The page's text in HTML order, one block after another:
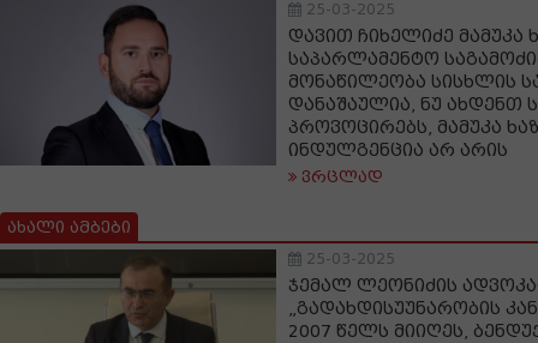
25-03-2025
დავით ჩიხელიძე მამუკა
საპარლამენტო
მონაწილეობა სისხლის
დანაშაულია, ნუ ახდენთ
პროვოცირებს, მამუკა
ინდულგენცია არ არის
ვრცლად
ახალი ამბები
25-03-2025
ჯემალ ლეონიძის
„გადახდისუუნარობის
2007 წელს მიიღეს,